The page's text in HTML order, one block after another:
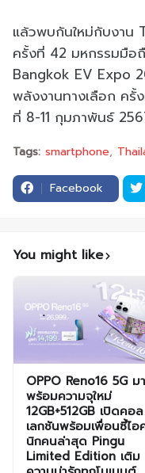
แล้วพบกันใหม่กับงาน
ครั้งที่ 42 มหกรรมมือ
Bangkok EV Expo
พลังงานทางเลือก ครั้
ที่ 8-11 กุมภาพันธ์
Tags: smartphone
Facebook
You might like
OPPO Reno16 5G มา
พร้อมความจุใหม่
12GB+512GB เปิดคอล
เลกชันพร้อมเพื่อนซี้ไอ
นิกคนล่าสุด Pingu
Limited Edition เติม